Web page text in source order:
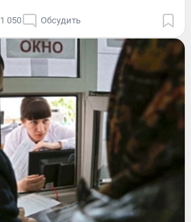
1 050 Обсудить